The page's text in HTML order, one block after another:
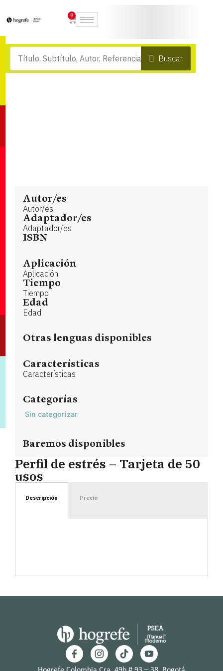
0
Buscar
Autor/es
Autor/es
Adaptador/es
Adaptador/es
ISBN
Aplicación
Aplicación
Tiempo
Tiempo
Edad
Edad
Otras lenguas disponibles
Características
Características
Categorías
Sin categorizar
Baremos disponibles
Perfil de estrés – Tarjeta de 50
usos
Descripción Precio